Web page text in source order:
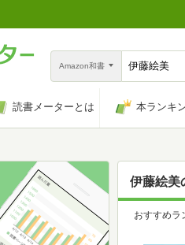
Amazon和書
読書メーターとは 本ランキ
伊藤絵美
おすすめラ